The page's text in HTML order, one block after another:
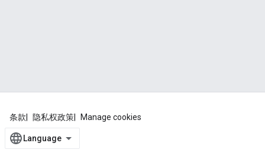
条款 隐私权政策 Manage cookies